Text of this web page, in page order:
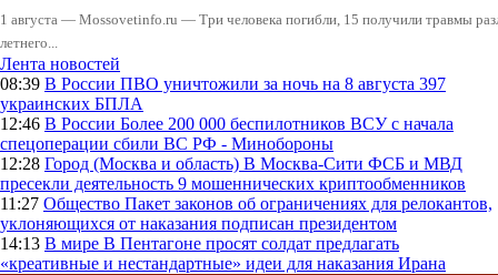
1 августа — Mossovetinfo.ru — Три человека погибли, 15 получили травмы
летнего...
Лента новостей
08:39 В России ПВО уничтожили за ночь на 8 августа 397
украинских БПЛА
12:46 В России Более 200 000 беспилотников ВСУ с начала
спецоперации сбили ВС РФ - Минобороны
12:28 Город (Москва и область) В Москва-Сити ФСБ и МВД
пресекли деятельность 9 мошеннических криптообменников
11:27 Общество Пакет законов об ограничениях для релокантов,
уклоняющихся от наказания подписан президентом
14:13 В мире В Пентагоне просят солдат предлагать
«креативные и нестандартные» идеи для наказания Ирана